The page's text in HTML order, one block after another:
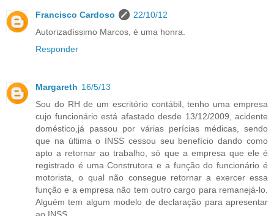
Francisco Cardoso
22/10/12
Autorizadíssimo Marcos, é uma honra.
Responder
Margareth 16/5/13
Sou do RH de um escritório contábil, tenho uma empresa
cujo funcionário está afastado desde 13/12/2009, acidente
doméstico,já passou por várias perícias médicas, sendo
que na última o INSS cessou seu benefício dando como
apto a retornar ao trabalho, só que a empresa que ele é
registrado é uma Construtora e a função do funcionário é
motorista, o qual não consegue retornar a exercer essa
função e a empresa não tem outro cargo para remanejá-lo.
Alguém tem algum modelo de declaração para apresentar
ao INSS.